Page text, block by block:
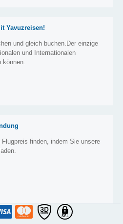
Yavuzreisen!
und gleich buchen.Der einzige
und Internationalen
können.
finden, indem Sie unsere